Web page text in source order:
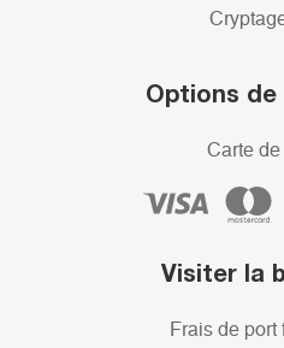
Options de
Carte
Visiter la
Frais de port